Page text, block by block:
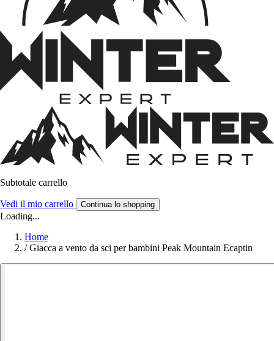
Subtotale carrello
Vedi il mio carrello Continua lo shopping
Loading...
Home
/ Giacca a vento da sci per bambini Peak Mountain Ecaptin